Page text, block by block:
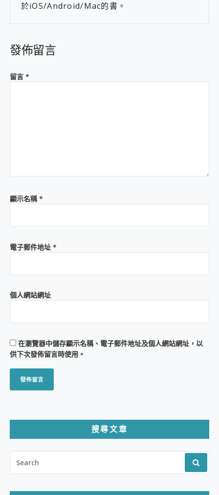
於iOS/Android/Mac的書。
發佈留言
留言 *
顯示名稱*
電子郵件地址 *
個人網站網址
在瀏覽器中儲存顯示名稱、電子郵件地址及個人網站網址，以
供下次發佈留言時使用。
搜尋文章
FOR: